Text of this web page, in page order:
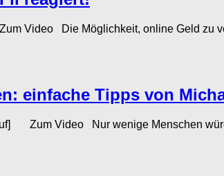
Video Die Möglichkeit, online Geld zu
einfache Tipps von
Zum Video Nur wenige Menschen